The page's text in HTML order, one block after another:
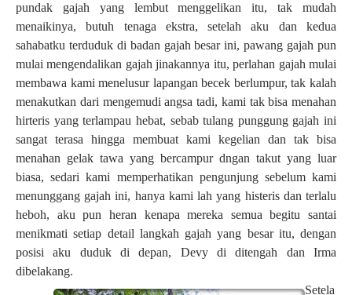
pundak gajah yang lembut menggelikan itu, tak mudah
menaikinya, butuh tenaga ekstra, setelah aku dan kedua
sahabatku terduduk di badan gajah besar ini, pawang gajah pun
mulai mengendalikan gajah jinakannya itu, perlahan gajah mulai
membawa kami menelusur lapangan becek berlumpur, tak kalah
menakutkan dari mengemudi angsa tadi, kami tak bisa menahan
hirteris yang terlampau hebat, sebab tulang punggung gajah ini
sangat terasa hingga membuat kami kegelian dan tak bisa
menahan gelak tawa yang bercampur dngan takut yang luar
biasa, sedari kami memperhatikan pengunjung sebelum kami
menunggang gajah ini, hanya kami lah yang histeris dan terlalu
heboh, aku pun heran kenapa mereka semua begitu santai
menikmati setiap detail langkah gajah yang besar itu, dengan
posisi aku duduk di depan, Devy di ditengah dan Irma
dibelakang.
Setela